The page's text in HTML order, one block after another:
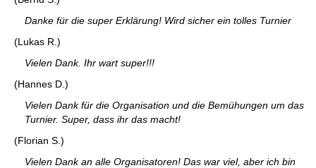
Danke für die super Erklärung! Wird sicher ein tolles Turnier
(Lukas R.)
Vielen Dank. Ihr wart super!!!
(Hannes D.)
Vielen Dank für die Organisation und die Bemühungen um das
Turnier. Super, dass ihr das macht!
(Florian S.)
Vielen Dank an alle Organisatoren! Das war viel, aber ich bin